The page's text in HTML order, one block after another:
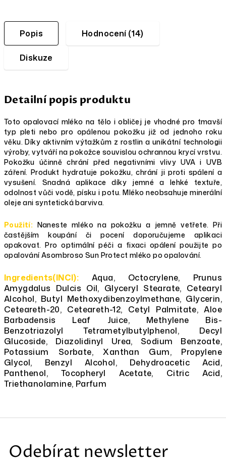
Popis Hodnocení (14)
Diskuze
Detailní popis produktu
Toto opalovací mléko na tělo i obličej je vhodné pro tmavší
typ pleti nebo pro opálenou pokožku již od jednoho roku
věku. Díky aktivním výtažkům z rostlin a unikátní technologii
výroby, vytváří na pokožce souvislou ochrannou krycí vrstvu.
Pokožku účinně chrání před negativními vlivy UVA i UVB
záření. Produkt hydratuje pokožku, chrání ji proti spálení a
vysušení. Snadná aplikace díky jemné a lehké textuře,
odolnost vůči vodě, písku i potu. Mléko neobsahuje minerální
oleje ani syntetická barviva.
Použití: Naneste mléko na pokožku a jemně vetřete. Při
častějším koupání či pocení doporučujeme aplikaci
opakovat. Pro optimální péči a fixaci opálení použijte po
opalování Asombroso Sun Protect mléko po opalování.
Ingredients(INCI): Aqua, Octocrylene, Prunus
Amygdalus Dulcis Oil, Glyceryl Stearate, Cetearyl
Alcohol, Butyl Methoxydibenzoylmethane, Glycerin,
Ceteareth-20, Ceteareth-12, Cetyl Palmitate, Aloe
Barbadensis Leaf Juice, Methylene Bis-
Benzotriazolyl Tetrametylbutylphenol, Decyl
Glucoside, Diazolidinyl Urea, Sodium Benzoate,
Potassium Sorbate, Xanthan Gum, Propylene
Glycol, Benzyl Alcohol, Dehydroacetic Acid,
Panthenol, Tocopheryl Acetate, Citric Acid,
Triethanolamine, Parfum
Odebírat newsletter